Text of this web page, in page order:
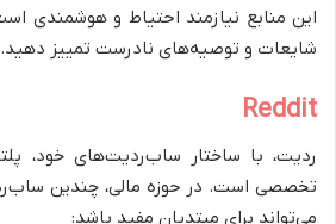
این منابع نیازمند احتیاط و هوشمندی
شایعات و توصیه‌های نادرست تمییز دهید.
Reddit
ردیت، با ساختار ساب‌ردیت‌های خود،
تخصصی است. در حوزه مالی، چندین
می‌تواند برای مبتدیان مفید باشد: